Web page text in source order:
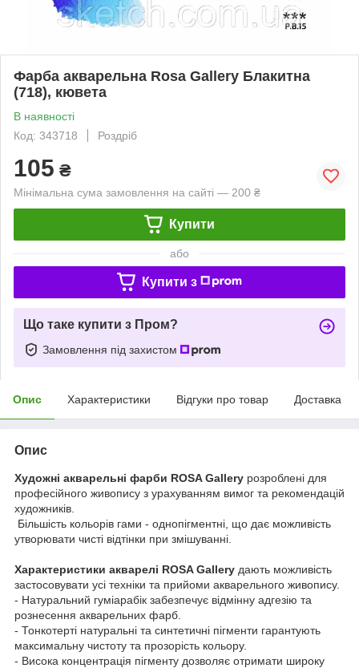
Фарба акварельна Rosa Gallery Блакитна
(718), кювета
В наявності
Код: 343718
Роздріб
105 ₴
Мінімальна сума замовлення на сайті — 200 ₴
Купити
або
Купити з
Що таке купити з Пром?
Замовлення під захистом
Опис Характеристики Відгуки про товар Доставка
Опис
Художні акварельні фарби ROSA Gallery розроблені для
професійного живопису з урахуванням вимог та рекомендацій
художників.
Більшість кольорів гами - однопігментні, що дає можливість
утворювати чисті відтінки при змішуванні.
Характеристики акварелі ROSA Gallery дають можливість
застосовувати усі техніки та прийоми акварельного живопису.
- Натуральний гуміарабік забезпечує відмінну адгезію та
рознесення акварельних фарб.
- Тонкотерті натуральні та синтетичні пігменти гарантують
максимальну чистоту та прозорість кольору.
- Висока концентрація пігменту дозволяє отримати широку